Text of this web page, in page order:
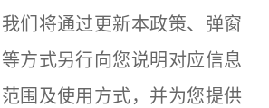
们将通过更新本政策、弹窗
方式另行向您说明对应信息
围及使用方式，并为您提供